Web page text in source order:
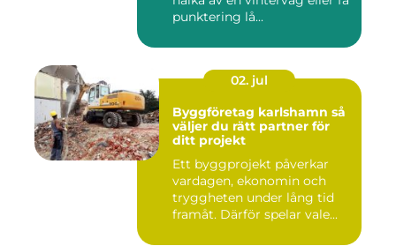
punktering lå...
02. jul
Byggföretag karlshamn så
väljer du rätt partner för
ditt projekt
Ett byggprojekt påverkar
vardagen, ekonomin och
tryggheten under lång tid
framåt. Därför spelar vale...